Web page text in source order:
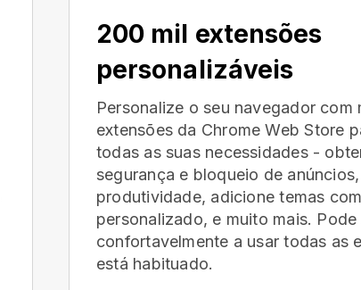
200 mil extensões
personalizáveis
Personalize o seu navegador com
extensões da Chrome Web Store
todas as suas necessidades -
segurança e bloqueio de
produtividade, adicione temas
personalizado, e muito mais.
confortavelmente a usar todas as
está habituado.